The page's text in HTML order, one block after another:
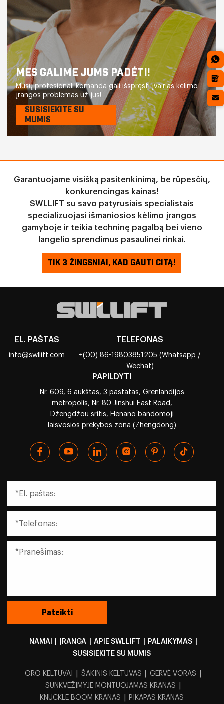
MES GALIME JUMS PADĖTI!
Mūsų profesionali komanda gali išspręsti įvairias kėlimo
įrangos problemas už jus!
SUSISIEKITE SU
MUMIS
Garantuojame visišką pasitenkinimą, be rūpesčių,
konkurencingas kainas!
SWLLIFT su savo patyrusiais specialistais
specializuojasi išmaniosios kėlimo įrangos
gamyboje ir teikia techninę pagalbą bei vieno
langelio sprendimus pasaulinei rinkai.
TIK 3 ŽINGSNIAI, KAD GAUTI CITĄ!
EL. PAŠTAS
info@swllift.com
TELEFONAS
+(00) 86-19803851205 (Whatsapp /
Wechat)
PAPILDYTI
Nr. 609, 6 aukštas, 3 pastatas, Grenlandijos
metropolis, Nr. 80 Jinshui East Road,
Džengdžou sritis, Henano bandomoji
laisvosios prekybos zona (Zhengdong)
NAMAI ĮRANGA APIE SWLLIFT PALAIKYMAS
SUSISIEKITE SU MUMIS
ORO KELTUVAI ŠAKINIS KELTUVAS GERVĖ VORAS
SUNKVEŽIMYJE MONTUOJAMAS KRANAS
KNUCKLE BOOM KRANAS PIKAPAS KRANAS